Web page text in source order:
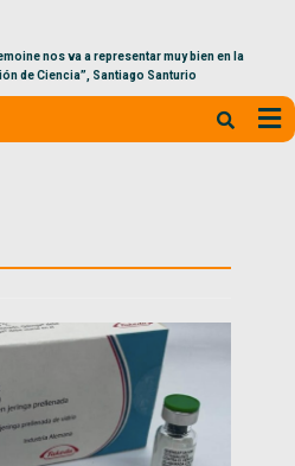
nos va a representar muy bien en la
de Ciencia”, Santiago Santurio